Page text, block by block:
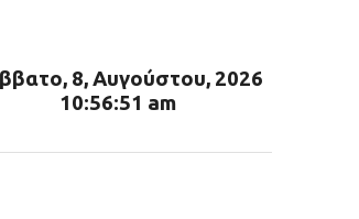
8, Αυγούστου, 2026
10:56:53 am